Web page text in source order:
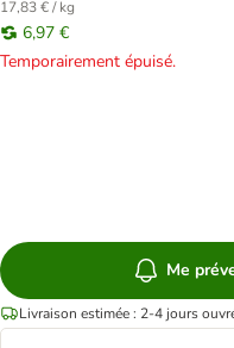
17,83 € / kg
6,97 €
Temporairement épuisé.
Me
Livraison estimée : 2-4 jours